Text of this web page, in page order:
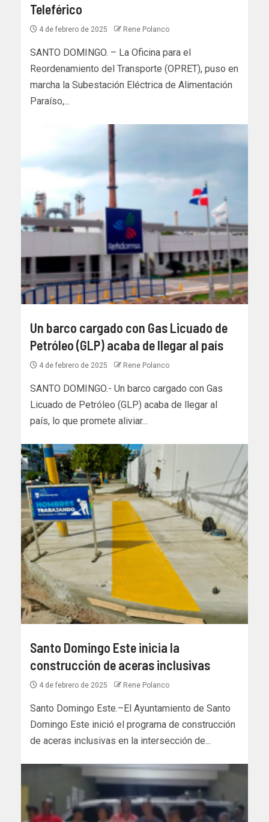
Teleférico
4 de febrero de 2025 Rene Polanco
SANTO DOMINGO. – La Oficina para el
Reordenamiento del Transporte (OPRET), puso en
marcha la Subestación Eléctrica de Alimentación
Paraíso,...
Un barco cargado con Gas Licuado de
Petróleo (GLP) acaba de llegar al país
4 de febrero de 2025 Rene Polanco
SANTO DOMINGO.- Un barco cargado con Gas
Licuado de Petróleo (GLP) acaba de llegar al
país, lo que promete aliviar...
Santo Domingo Este inicia la
construcción de aceras inclusivas
4 de febrero de 2025 Rene Polanco
Santo Domingo Este.–El Ayuntamiento de Santo
Domingo Este inició el programa de construcción
de aceras inclusivas en la intersección de...